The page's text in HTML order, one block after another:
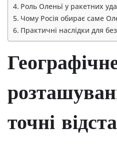
Роль Оленьї у ракетних
Чому Росія обирає саме
Практичні наслідки для
точні